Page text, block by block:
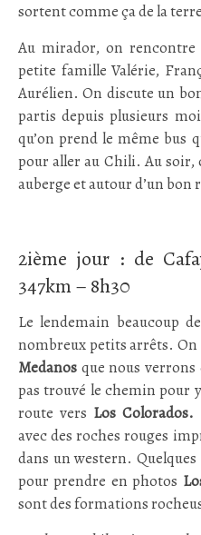
sortent comme ça de la
Au mirador, on
petite famille Valérie,
Aurélien. On discute un
partis depuis plusieurs
qu’on prend le même bus
pour aller au Chili. Au soir,
auberge et autour d’un bon
2ième jour : de
347km – 8h30
Le lendemain beaucoup
nombreux petits arrêts.
Medanos que nous verrons
pas trouvé le chemin pour
route vers Los Colorados.
avec des roches rouges
dans un western.
pour prendre en photos
sont des formations